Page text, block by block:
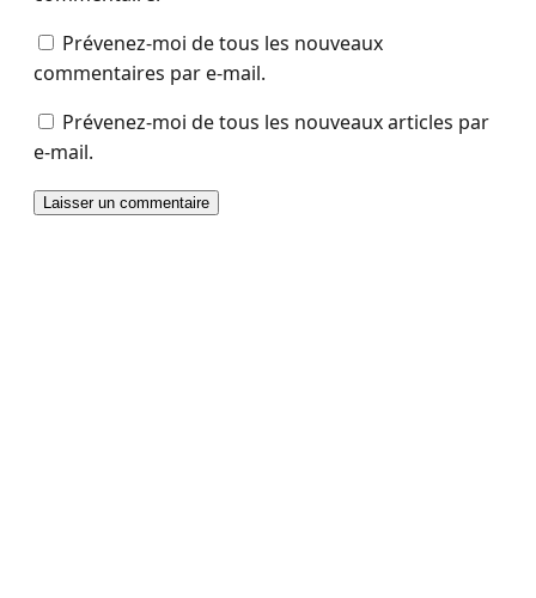
Prévenez-moi de tous les nouveaux
commentaires par e-mail.
Prévenez-moi de tous les nouveaux articles par
e-mail.